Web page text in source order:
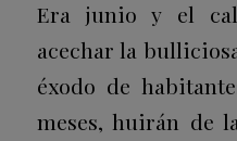
Era junio y el
acechar la
éxodo de
meses, huirán de